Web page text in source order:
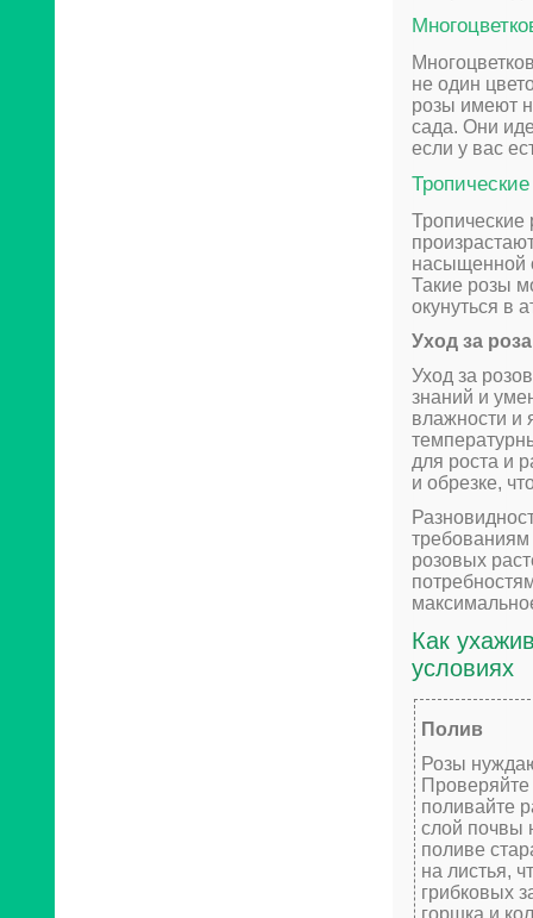
не один
розы имеют
сада. Они
если у вас
Тропические
насыщенной
Такие розы
окунуться в
Уход за
Уход за
знаний и
влажности и
для роста и
и обрезке,
розовых
Как
условиях
Полив
Розы
поливайте
слой почвы
поливе
на листья,
грибковых
горшка и